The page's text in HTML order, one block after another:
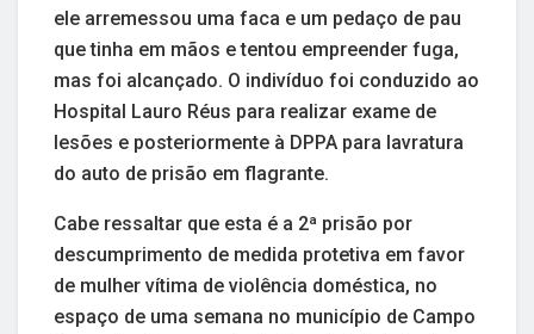
ele arremessou uma faca e um pedaço de pau
que tinha em mãos e tentou empreender fuga,
mas foi alcançado. O indivíduo foi conduzido ao
Hospital Lauro Réus para realizar exame de
lesões e posteriormente à DPPA para lavratura
do auto de prisão em flagrante.
Cabe ressaltar que esta é a 2ª prisão por
descumprimento de medida protetiva em favor
de mulher vítima de violência doméstica, no
espaço de uma semana no município de Campo